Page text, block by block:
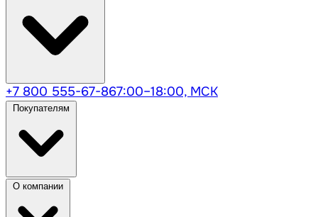
+7 800 555-67-867:00–18:00, МСК